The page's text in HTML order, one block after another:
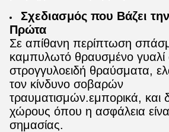
Σχεδιασμός που Βάζει
Πρώτα
Σε απίθανη περίπτωση
καμπυλωτό θραυσμένο γυαλί
στρογγυλοειδή θραύσματα,
τον κίνδυνο σοβαρών
τραυματισμών.εμπορικά, και
χώρους όπου η ασφάλεια
σημασίας.